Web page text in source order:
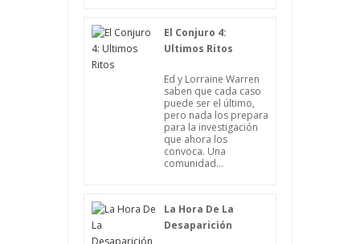
El Conjuro 4:
Ultimos Ritos
Ed y Lorraine Warren
saben que cada caso
puede ser el último,
pero nada los prepara
para la investigación
que ahora los
convoca. Una
comunidad...
La Hora De La
Desaparición